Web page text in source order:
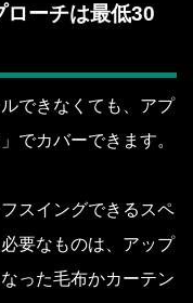
ローチは最低30
できなくても、アプ
でカバーできます。
スイングできるスペ
要なものは、アップ
った毛布かカーテン